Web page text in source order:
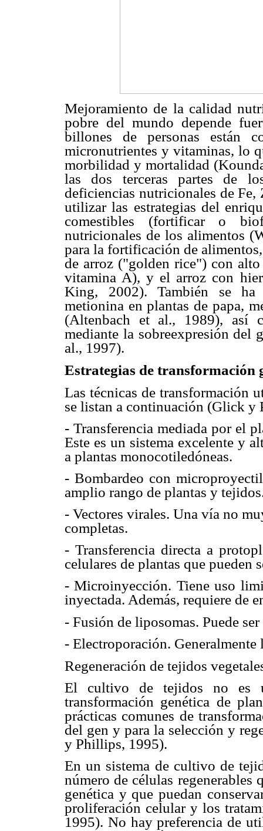
Mejoramiento de la calidad
pobre del mundo depende
billones de personas están
micronutrientes y vitaminas, lo
morbilidad y mortalidad
las dos terceras partes de
deficiencias nutricionales de
utilizar las estrategias del
comestibles (fortificar o
nutricionales de los alimentos
para la fortificación de
de arroz ("golden rice") con
vitamina A), y el arroz con
King, 2002). También se ha
metionina en plantas de papa,
(Altenbach et al., 1989), así
mediante la sobreexpresión
al., 1997).
Estrategias de transformación
Las técnicas de transformación
se listan a continuación (Glick y
- Transferencia mediada por el
Este es un sistema excelente y
a plantas monocotiledóneas.
- Bombardeo con
amplio rango de plantas y
- Vectores virales. Una vía no
completas.
- Transferencia directa a
celulares de plantas que pueden
- Microinyección. Tiene uso
inyectada. Además, requiere de
- Fusión de liposomas. Puede
- Electroporación.
Regeneración de tejidos
El cultivo de tejidos no es
transformación genética de
prácticas comunes de
del gen y para la selección y
y Phillips, 1995).
En un sistema de cultivo de
número de células regenerables
genética y que puedan
proliferación celular y los
1995). No hay preferencia de